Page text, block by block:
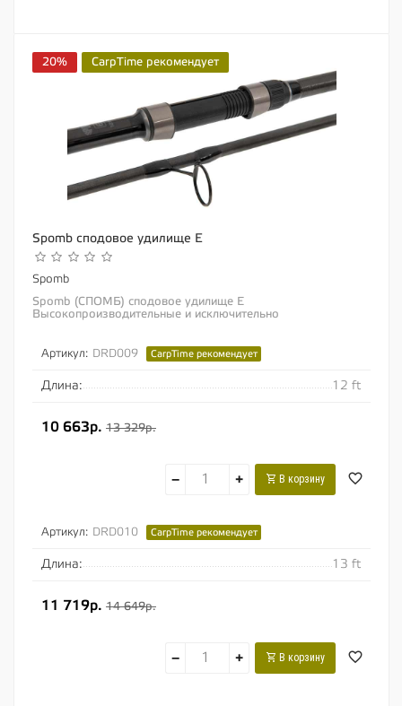
20% CarpTime рекомендует
Spomb сподовое удилище E
Spomb
Spomb (СПОМБ) сподовое удилище E
Высокопроизводительные и исключительно
Артикул: DRD009 CarpTime рекомендует
Длина: 12 ft
10 663р. 13 329р.
− + В корзину
Артикул: DRD010 CarpTime рекомендует
Длина: 13 ft
11 719р. 14 649р.
− + В корзину